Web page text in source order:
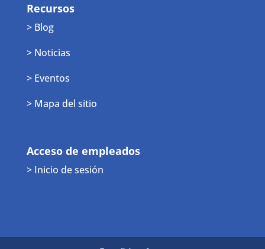
Recursos
> Blog
> Noticias
> Eventos
> Mapa del sitio
Acceso de empleados
> Inicio de sesión